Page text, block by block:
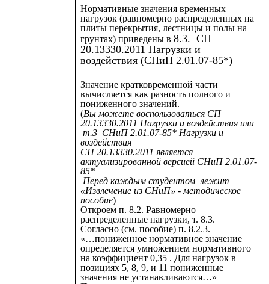
Нормативные значения временных
нагрузок (равномерно распределенных на
плиты перекрытия, лестницы и полы на
грунтах) приведены в 8.3. СП
20.13330.2011 Нагрузки и
воздействия (СНиП 2.01.07-85*)
Значение кратковременной части
вычисляется как разность полного и
пониженного значений.
(Вы можете воспользоваться СП
20.13330.2011 Нагрузки и воздействия или
т.3 СНиП 2.01.07-85* Нагрузки и
воздействия
СП 20.13330.2011 является
актуализированной версией СНиП 2.01.07-
85*
Перед каждым студентом лежит
«Извлечение из СНиП» - методическое
пособие)
Откроем п. 8.2. Равномерно
распределенные нагрузки, т. 8.3.
Согласно (см. пособие) п. 8.2.3.
«…пониженное нормативное значение
определяется умножением нормативного
на коэффициент 0,35 . Для нагрузок в
позициях 5, 8, 9, и 11 пониженные
значения не устанавливаются…»